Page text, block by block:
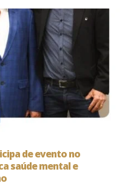
de evento no
saúde mental e